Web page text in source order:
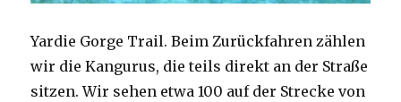
Yardie Gorge Trail. Beim Zurückfahren zählen
wir die Kangurus, die teils direkt an der Straße
sitzen. Wir sehen etwa 100 auf der Strecke von